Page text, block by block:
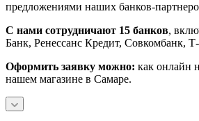
предложениями наших банков-
С нами сотрудничают 15 банков,
Банк, Ренессанс Кредит, Совкомбанк,
Оформить заявку можно: как онлайн
нашем магазине в Самаре.